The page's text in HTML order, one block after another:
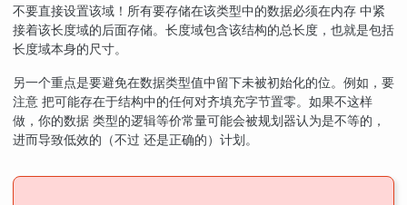
不要直接设置该域！所有要存储在该类型中的数据必须在内存 中紧
接着该长度域的后面存储。长度域包含该结构的总长度，也就是包括
长度域本身的尺寸。
另一个重点是要避免在数据类型值中留下未被初始化的位。例如，要
注意 把可能存在于结构中的任何对齐填充字节置零。如果不这样
做，你的数据 类型的逻辑等价常量可能会被规划器认为是不等的，
进而导致低效的（不过 还是正确的）计划。